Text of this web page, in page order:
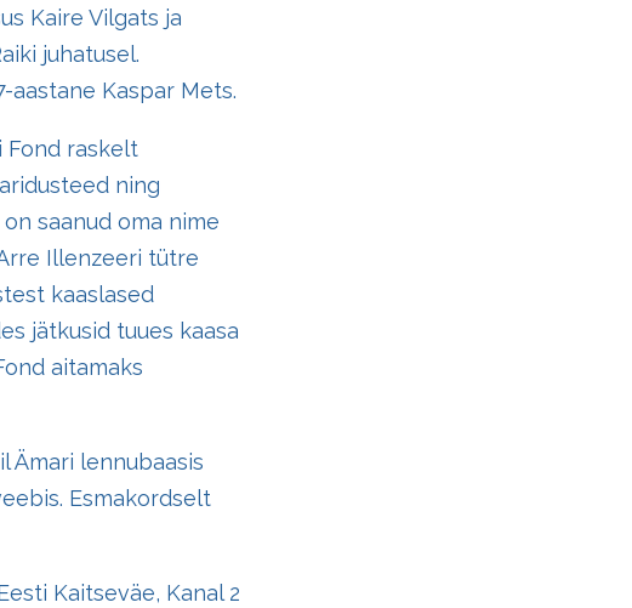
Kaire Vilgats ja
juhatusel.
aastane Kaspar Mets.
Fond raskelt
ning
saanud oma nime
Illenzeeri tütre
kaaslased
jätkusid tuues kaasa
aitamaks
Ämari lennubaasis
Esmakordselt
Kaitseväe, Kanal 2